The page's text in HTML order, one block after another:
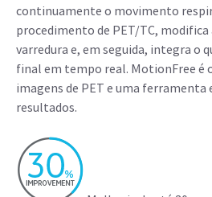
continuamente o movimento
procedimento de PET/TC,
varredura e, em seguida, integra o
final em tempo real. MotionFree é
imagens de PET e uma ferramenta
resultados.